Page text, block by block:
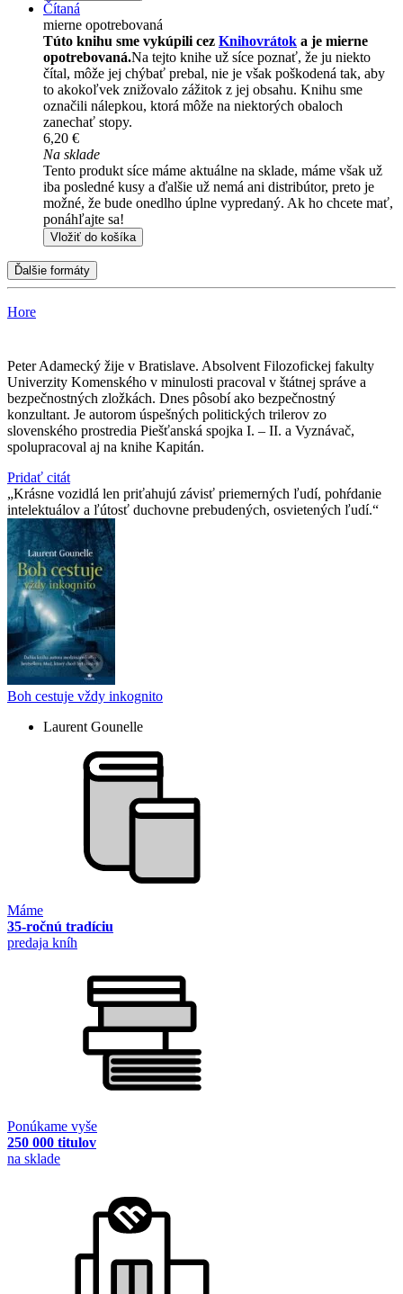
Čítaná
mierne opotrebovaná
Túto knihu sme vykúpili cez Knihovrátok a je mierne
opotrebovaná.Na tejto knihe už síce poznať, že ju niekto
čítal, môže jej chýbať prebal, nie je však poškodená tak, aby
to akokoľvek znižovalo zážitok z jej obsahu. Knihu sme
označili nálepkou, ktorá môže na niektorých obaloch
zanechať stopy.
6,20 €
Na sklade
Tento produkt síce máme aktuálne na sklade, máme však už
iba posledné kusy a ďalšie už nemá ani distribútor, preto je
možné, že bude onedlho úplne vypredaný. Ak ho chcete mať,
ponáhľajte sa!
Vložiť do košíka
Ďalšie formáty
Hore
Peter Adamecký žije v Bratislave. Absolvent Filozofickej fakulty
Univerzity Komenského v minulosti pracoval v štátnej správe a
bezpečnostných zložkách. Dnes pôsobí ako bezpečnostný
konzultant. Je autorom úspešných politických trilerov zo
slovenského prostredia Piešťanská spojka I. – II. a Vyznávač,
spolupracoval aj na knihe Kapitán.
Pridať citát
Krásne vozidlá len priťahujú závisť priemerných ľudí, pohŕdanie
intelektuálov a ľútosť duchovne prebudených, osvietených ľudí.
Boh cestuje vždy inkognito
Laurent Gounelle
Máme
35-ročnú tradíciu
predaja kníh
Ponúkame vyše
250 000 titulov
na sklade